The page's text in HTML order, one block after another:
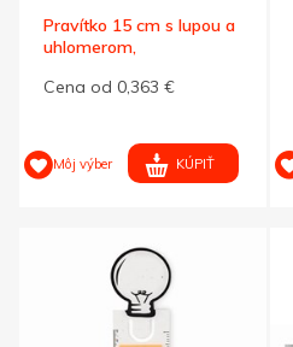
Pravítko 15 cm s lupou a
uhlomerom,
Cena od 0,363 €
Môj výber KÚPIŤ